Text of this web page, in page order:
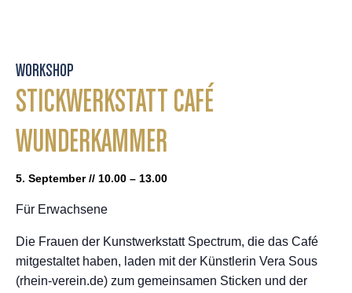
WORKSHOP
STICKWERKSTATT CAFÉ
WUNDERKAMMER
5. September // 10.00 – 13.00
Für Erwachsene
Die Frauen der Kunstwerkstatt Spectrum, die das Café
mitgestaltet haben, laden mit der Künstlerin Vera Sous
(rhein-verein.de) zum gemeinsamen Sticken und der